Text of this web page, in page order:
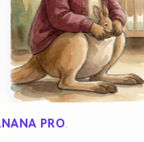
PRO